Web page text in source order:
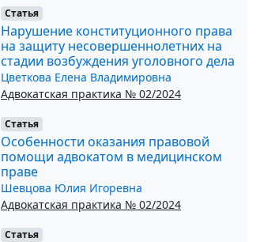
Статья
Нарушение конституционного права
на защиту несовершеннолетних на
стадии возбуждения уголовного дела
Цветкова Елена Владимировна
Адвокатская практика № 02/2024
Статья
Особенности оказания правовой
помощи адвокатом в медицинском
праве
Шевцова Юлия Игоревна
Адвокатская практика № 02/2024
Статья